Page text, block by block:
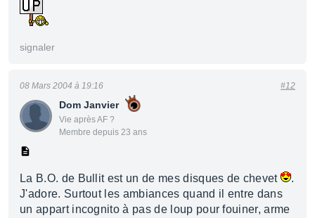
signaler
Dom Janvier
Vie après AF ?
Membre depuis 23 ans
08 Mars 2004 à 19:16 #12
La B.O. de Bullit est un de mes disques de chevet
.
J'adore. Surtout les ambiances quand il entre dans
un appart incognito à pas de loup pour fouiner, arme